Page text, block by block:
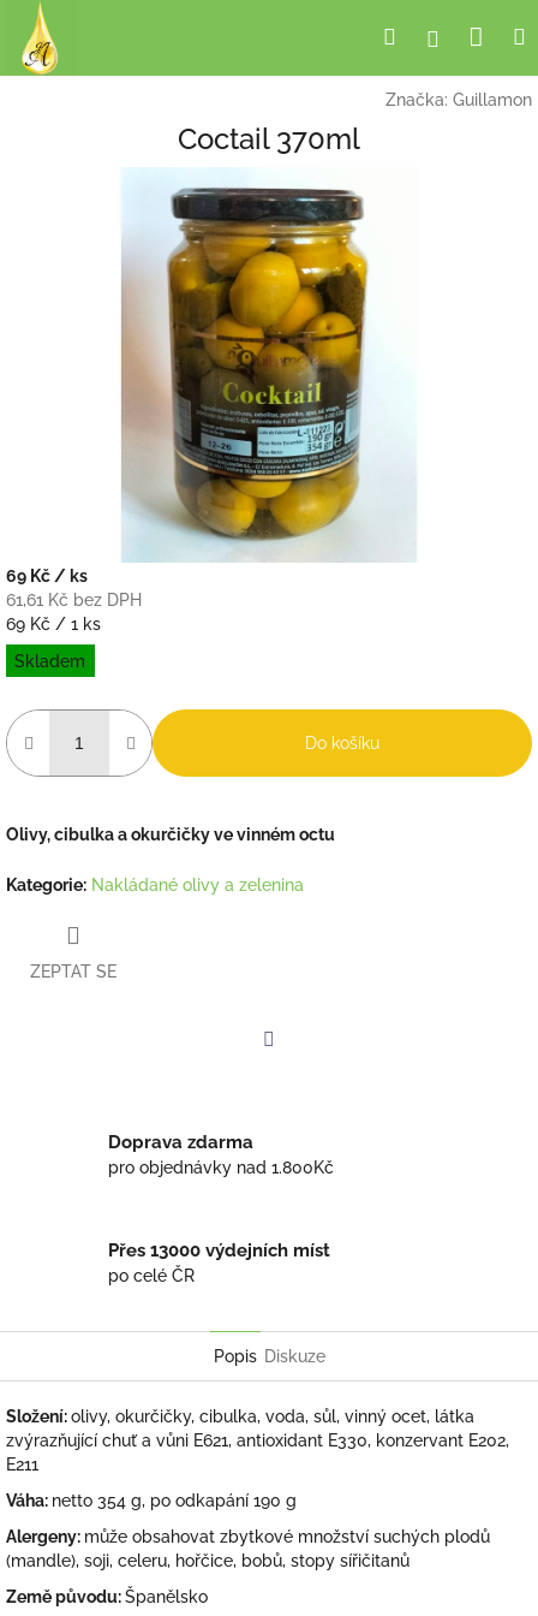
Přejít
obsah
HledatPřihlášení
Značka: Guillamon
Coctail 370ml
69 Kč / ks
61,61 Kč bez DPH
Měrná
cena:
69 Kč / 1 ks
Skladem
Do košíku
Olivy, cibulka a okurčičky ve vinném octu
Kategorie: Nakládané olivy a zelenina
ZEPTAT SE
Doprava zdarma
pro objednávky nad 1.800Kč
Přes 13000 výdejních míst
po celé ČR
Popis Diskuze
Složení:olivy, okurčičky, cibulka, voda, sůl, vinný ocet, látka
zvýrazňující chuť a vůni E621, antioxidant E330, konzervant E202,
E211
Váha: netto 354 g, po odkapání 190 g
Alergeny: může obsahovat zbytkové množství suchých plodů
(mandle), soji, celeru, hořčice, bobů, stopy sířičitanů
Země původu:Španělsko